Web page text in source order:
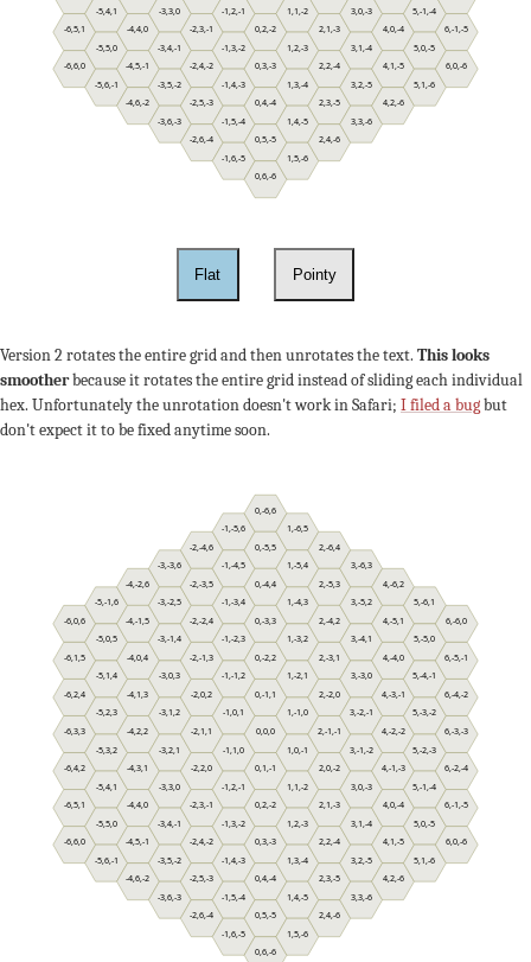
-6,5,1
-6,6,0
-5,4,1
-5,5,0
-5,6,-1
-4,4,0
-4,5,-1
-4,6,-2
-3,3,0
-3,4,-1
-3,5,-2
-3,6,-3
-2,3,-1
-2,4,-2
-2,5,-3
-2,6,-4
-1,2,-1
-1,3,-2
-1,4,-3
-1,5,-4
-1,6,-5
0,2,-2
0,3,-3
0,4,-4
0,5,-5
0,6,-6
1,1,-2
1,2,-3
1,3,-4
1,4,-5
1,5,-6
2,1,-3
2,2,-4
2,3,-5
2,4,-6
3,0,-3
3,1,-4
3,2,-5
3,3,-6
4,0,-4
4,1,-5
4,2,-6
5,-1,-4
5,0,-5
5,1,-6
6,-1,-5
6,0,-6
Flat Pointy
Version 2 rotates the entire grid and then unrotates the text. This looks
smootherbecause it rotates the entire grid instead of sliding each individual
hex. Unfortunately the unrotation doesn't work in Safari; I filed a bugbut
don't expect it to be fixed anytime soon.
-6,0,6
-6,1,5
-6,2,4
-6,3,3
-6,4,2
-6,5,1
-6,6,0
-5,-1,6
-5,0,5
-5,1,4
-5,2,3
-5,3,2
-5,4,1
-5,5,0
-5,6,-1
-4,-2,6
-4,-1,5
-4,0,4
-4,1,3
-4,2,2
-4,3,1
-4,4,0
-4,5,-1
-4,6,-2
-3,-3,6
-3,-2,5
-3,-1,4
-3,0,3
-3,1,2
-3,2,1
-3,3,0
-3,4,-1
-3,5,-2
-3,6,-3
-2,-4,6
-2,-3,5
-2,-2,4
-2,-1,3
-2,0,2
-2,1,1
-2,2,0
-2,3,-1
-2,4,-2
-2,5,-3
-2,6,-4
-1,-5,6
-1,-4,5
-1,-3,4
-1,-2,3
-1,-1,2
-1,0,1
-1,1,0
-1,2,-1
-1,3,-2
-1,4,-3
-1,5,-4
-1,6,-5
0,-6,6
0,-5,5
0,-4,4
0,-3,3
0,-2,2
0,-1,1
0,0,0
0,1,-1
0,2,-2
0,3,-3
0,4,-4
0,5,-5
0,6,-6
1,-6,5
1,-5,4
1,-4,3
1,-3,2
1,-2,1
1,-1,0
1,0,-1
1,1,-2
1,2,-3
1,3,-4
1,4,-5
1,5,-6
2,-6,4
2,-5,3
2,-4,2
2,-3,1
2,-2,0
2,-1,-1
2,0,-2
2,1,-3
2,2,-4
2,3,-5
2,4,-6
3,-6,3
3,-5,2
3,-4,1
3,-3,0
3,-2,-1
3,-1,-2
3,0,-3
3,1,-4
3,2,-5
3,3,-6
4,-6,2
4,-5,1
4,-4,0
4,-3,-1
4,-2,-2
4,-1,-3
4,0,-4
4,1,-5
4,2,-6
5,-6,1
5,-5,0
5,-4,-1
5,-3,-2
5,-2,-3
5,-1,-4
5,0,-5
5,1,-6
6,-6,0
6,-5,-1
6,-4,-2
6,-3,-3
6,-2,-4
6,-1,-5
6,0,-6